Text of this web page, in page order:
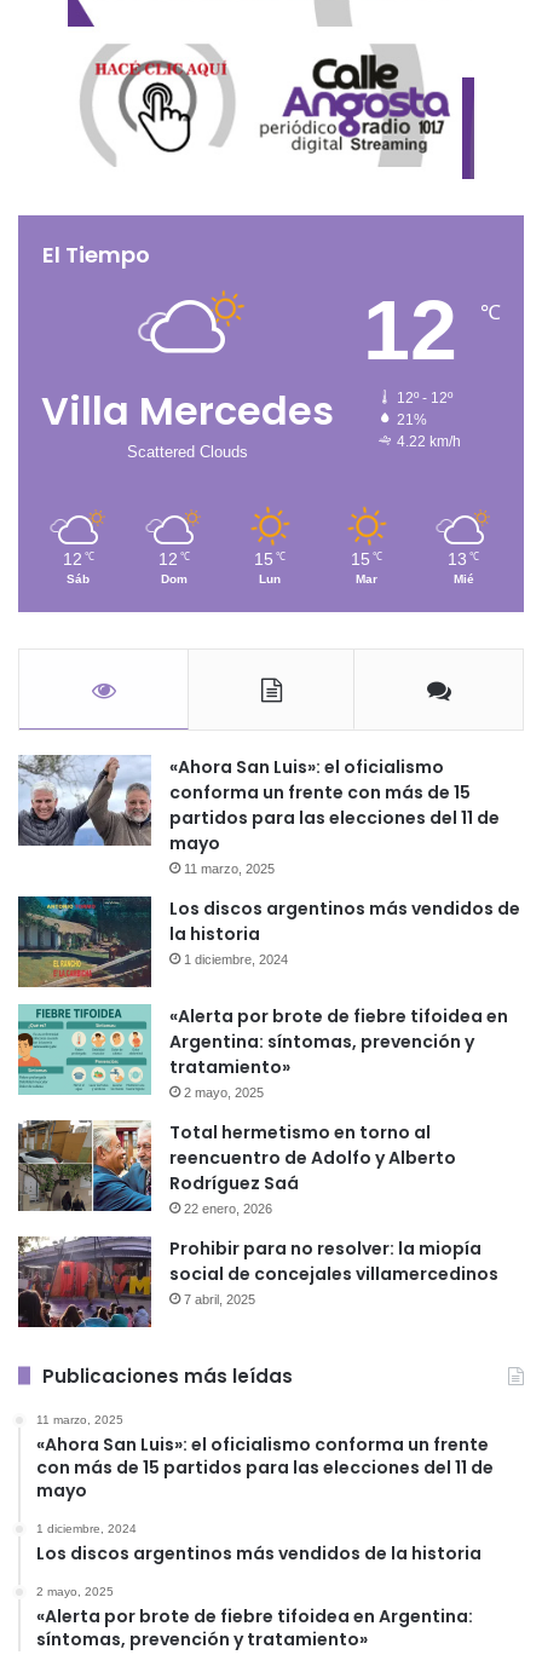
El Tiempo
Villa Mercedes
Scattered Clouds
12 ℃
12º - 12º
21%
4.22 km/h
12 ℃
Sáb
12 ℃
Dom
15 ℃
Lun
15 ℃
Mar
13 ℃
Mié
«Ahora San Luis»: el oficialismo
conforma un frente con más de 15
partidos para las elecciones del 11 de
mayo
11 marzo, 2025
Los discos argentinos más vendidos de
la historia
1 diciembre, 2024
«Alerta por brote de fiebre tifoidea en
Argentina: síntomas, prevención y
tratamiento»
2 mayo, 2025
Total hermetismo en torno al
reencuentro de Adolfo y Alberto
Rodríguez Saá
22 enero, 2026
Prohibir para no resolver: la miopía
social de concejales villamercedinos
7 abril, 2025
Publicaciones más leídas
11 marzo, 2025
«Ahora San Luis»: el oficialismo conforma un frente
con más de 15 partidos para las elecciones del 11 de
mayo
1 diciembre, 2024
Los discos argentinos más vendidos de la historia
2 mayo, 2025
«Alerta por brote de fiebre tifoidea en Argentina:
síntomas, prevención y tratamiento»